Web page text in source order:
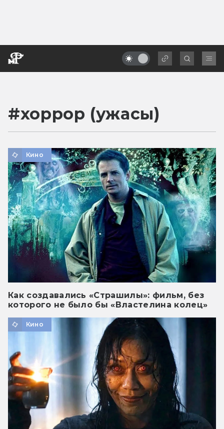
#хоррор (ужасы)
Кино
Как создавались «Страшилы»: фильм, без
которого не было бы «Властелина колец»
Кино